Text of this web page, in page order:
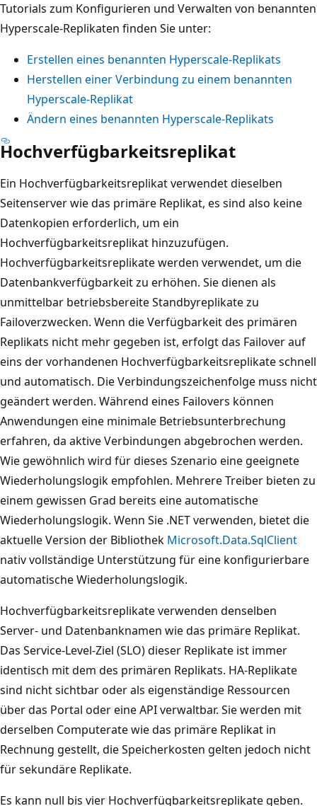
Tutorials zum Konfigurieren und Verwalten von benannten
Hyperscale-Replikaten finden Sie unter:
Erstellen eines benannten Hyperscale-Replikats
Herstellen einer Verbindung zu einem benannten
Hyperscale-Replikat
Ändern eines benannten Hyperscale-Replikats
Hochverfügbarkeitsreplikat
Ein Hochverfügbarkeitsreplikat verwendet dieselben
Seitenserver wie das primäre Replikat, es sind also keine
Datenkopien erforderlich, um ein
Hochverfügbarkeitsreplikat hinzuzufügen.
Hochverfügbarkeitsreplikate werden verwendet, um die
Datenbankverfügbarkeit zu erhöhen. Sie dienen als
unmittelbar betriebsbereite Standbyreplikate zu
Failoverzwecken. Wenn die Verfügbarkeit des primären
Replikats nicht mehr gegeben ist, erfolgt das Failover auf
eins der vorhandenen Hochverfügbarkeitsreplikate schnell
und automatisch. Die Verbindungszeichenfolge muss nicht
geändert werden. Während eines Failovers können
Anwendungen eine minimale Betriebsunterbrechung
erfahren, da aktive Verbindungen abgebrochen werden.
Wie gewöhnlich wird für dieses Szenario eine geeignete
Wiederholungslogik empfohlen. Mehrere Treiber bieten zu
einem gewissen Grad bereits eine automatische
Wiederholungslogik. Wenn Sie .NET verwenden, bietet die
aktuelle Version der Bibliothek Microsoft.Data.SqlClient
nativ vollständige Unterstützung für eine konfigurierbare
automatische Wiederholungslogik.
Hochverfügbarkeitsreplikate verwenden denselben
Server- und Datenbanknamen wie das primäre Replikat.
Das Service-Level-Ziel (SLO) dieser Replikate ist immer
identisch mit dem des primären Replikats. HA-Replikate
sind nicht sichtbar oder als eigenständige Ressourcen
über das Portal oder eine API verwaltbar. Sie werden mit
derselben Computerate wie das primäre Replikat in
Rechnung gestellt, die Speicherkosten gelten jedoch nicht
für sekundäre Replikate.
Es kann null bis vier Hochverfügbarkeitsreplikate geben.